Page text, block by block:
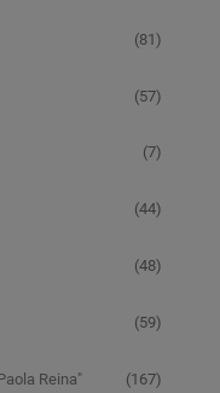
(81)
(57)
(7)
(44)
(48)
(59)
Reina" (167)